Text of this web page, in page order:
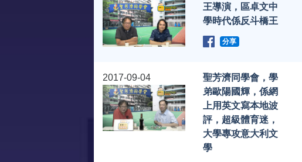
王導演，區卓文中
學時代係反斗橋王
分享
2017-09-04
聖芳濟同學會，學
弟歐陽國輝，係網
上用英文寫本地波
評，超級體育迷，
大學專攻意大利文
學